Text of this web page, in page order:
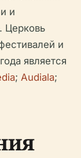
и
Церковь
и
является
; Audiala;